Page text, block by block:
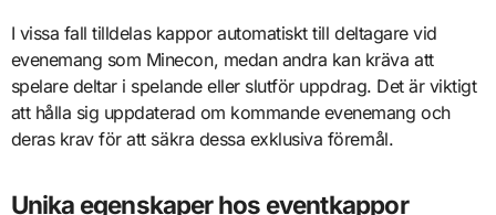
I vissa fall tilldelas kappor automatiskt till deltagare vid
evenemang som Minecon, medan andra kan kräva att
spelare deltar i spelande eller slutför uppdrag. Det är viktigt
att hålla sig uppdaterad om kommande evenemang och
deras krav för att säkra dessa exklusiva föremål.
Unika egenskaper hos eventkappor